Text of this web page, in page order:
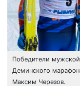
Победители
Деминского
Максим Черезов.